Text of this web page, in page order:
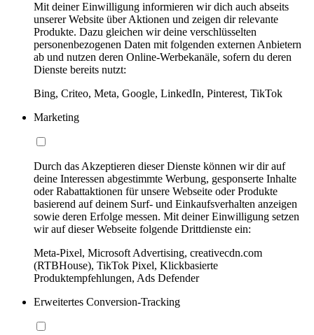
Mit deiner Einwilligung informieren wir dich auch abseits
unserer Website über Aktionen und zeigen dir relevante
Produkte. Dazu gleichen wir deine verschlüsselten
personenbezogenen Daten mit folgenden externen Anbietern
ab und nutzen deren Online-Werbekanäle, sofern du deren
Dienste bereits nutzt:
Bing, Criteo, Meta, Google, LinkedIn, Pinterest, TikTok
Marketing
Durch das Akzeptieren dieser Dienste können wir dir auf
deine Interessen abgestimmte Werbung, gesponserte Inhalte
oder Rabattaktionen für unsere Webseite oder Produkte
basierend auf deinem Surf- und Einkaufsverhalten anzeigen
sowie deren Erfolge messen. Mit deiner Einwilligung setzen
wir auf dieser Webseite folgende Drittdienste ein:
Meta-Pixel, Microsoft Advertising, creativecdn.com
(RTBHouse), TikTok Pixel, Klickbasierte
Produktempfehlungen, Ads Defender
Erweitertes Conversion-Tracking